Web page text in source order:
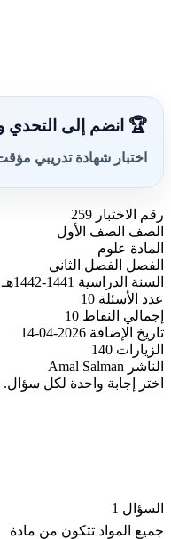
🏆 انضم إلى التحدي
اختبار شهادة تدريبي
رقم الاختبار 259
الصف الصف الأول
المادة علوم
الفصل الفصل الثاني
السنة الدراسية 1441-1442هـ
عدد الأسئلة 10
إجمالي النقاط 10
تاريخ الإضافة 2026-04-14
الزيارات 140
الناشر Amal Salman
اختر إجابة واحدة لكل
السؤال 1
جميع المواد تتكون من مادة